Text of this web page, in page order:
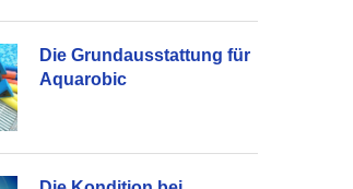
Die Grundausstattung für
Aquarobic